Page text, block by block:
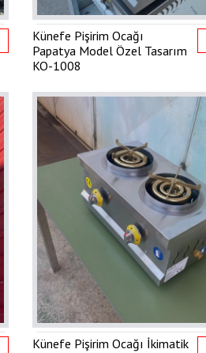
Künefe Pişirim Ocağı
Papatya Model Özel Tasarım
KO-1008
Künefe Pişirim Ocağı İkimatik